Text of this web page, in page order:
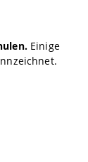
Einige